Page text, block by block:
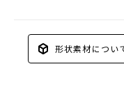
形状素材につい